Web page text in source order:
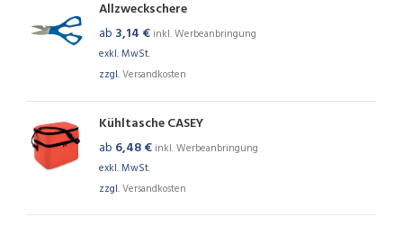
Allzweckschere
ab 3,14 € inkl. Werbeanbringung
exkl. MwSt.
zzgl.Versandkosten
Kühltasche CASEY
ab 6,48€ inkl. Werbeanbringung
exkl. MwSt.
zzgl.Versandkosten